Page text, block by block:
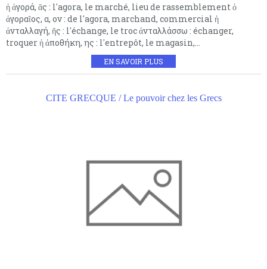
ἡ ἀγορά, ᾶς : l'agora, le marché, lieu de rassemblement ὁ
ἀγοραῖος, α, ον : de l'agora, marchand, commercial ἡ
ἀνταλλαγή, ῆς : l'échange, le troc ἀνταλλάσσω : échanger,
troquer ἡ ἀποθήκη, ης : l'entrepôt, le magasin,...
EN SAVOIR PLUS
CITE GRECQUE / Le pouvoir chez les Grecs